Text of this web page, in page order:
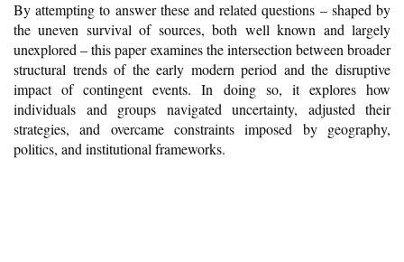
By attempting to answer these and related questions – shaped by
the uneven survival of sources, both well known and largely
unexplored – this paper examines the intersection between broader
structural trends of the early modern period and the disruptive
impact of contingent events. In doing so, it explores how
individuals and groups navigated uncertainty, adjusted their
strategies, and overcame constraints imposed by geography,
politics, and institutional frameworks.